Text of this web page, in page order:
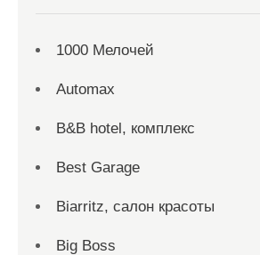
1000 Мелочей
Automax
B&B hotel, комплекс
Best Garage
Biarritz, салон красоты
Big Boss